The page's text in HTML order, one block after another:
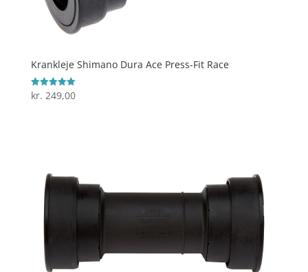
Krankleje Shimano Dura Ace Press-Fit Race
Vurderet
5
kr. 249,00